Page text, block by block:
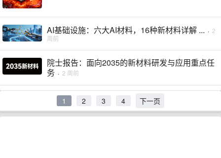
AI基础设施：六大AI材料，16种新材料详解 ... · 2
周前
院士报告：面向2035的新材料研发与应用重点任
务 · 2 周前
1 2 3 4 下一页